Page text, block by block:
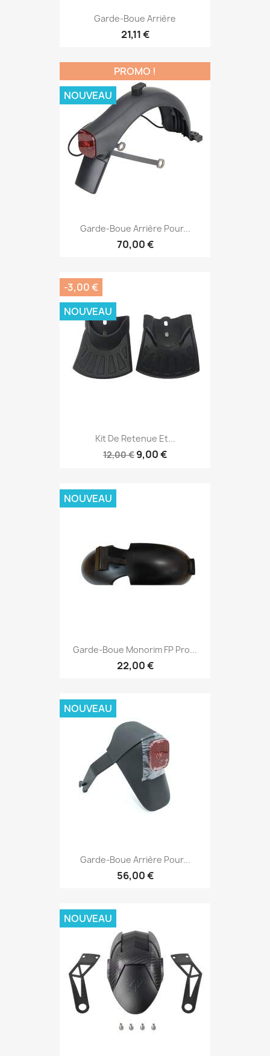
Garde-Boue Arrière
21,11 €
Garde-Boue Arrière Pour...
70,00 €
PROMO !
NOUVEAU
Kit De Retenue Et...
12,00 € 9,00 €
-3,00 €
NOUVEAU
Garde-Boue Monorim FP Pro...
22,00 €
NOUVEAU
Garde-Boue Arrière Pour...
56,00 €
NOUVEAU
NOUVEAU